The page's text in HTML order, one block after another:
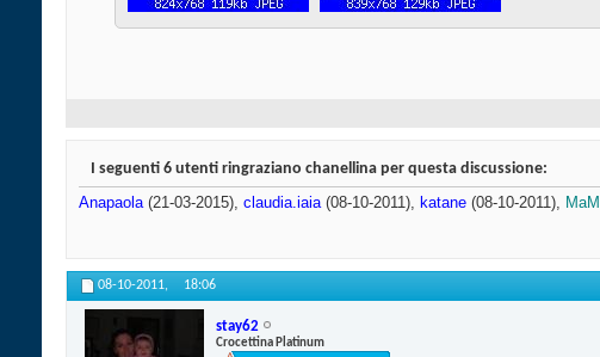
I seguenti 6 utenti ringraziano chanellina per questa discussione:
Anapaola(21-03-2015), claudia.iaia(08-10-2011), katane (08-10-2011),
08-10-2011, 18:06
stay62
Crocettina Platinum